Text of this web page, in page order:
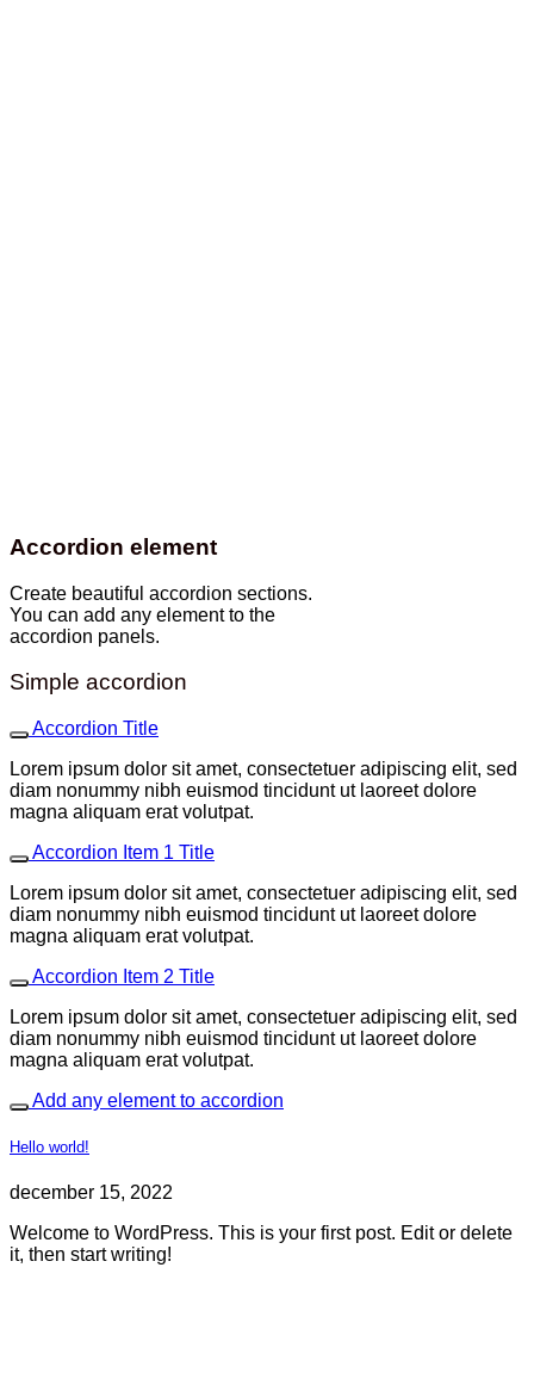
Accordion element
Create beautiful accordion sections.
You can add any element to the
accordion panels.
Simple accordion
Accordion Title
Lorem ipsum dolor sit amet, consectetuer adipiscing elit, sed
diam nonummy nibh euismod tincidunt ut laoreet dolore
magna aliquam erat volutpat.
Accordion Item 1 Title
Lorem ipsum dolor sit amet, consectetuer adipiscing elit, sed
diam nonummy nibh euismod tincidunt ut laoreet dolore
magna aliquam erat volutpat.
Accordion Item 2 Title
Lorem ipsum dolor sit amet, consectetuer adipiscing elit, sed
diam nonummy nibh euismod tincidunt ut laoreet dolore
magna aliquam erat volutpat.
Add any element to accordion
Hello world!
december 15, 2022
Welcome to WordPress. This is your first post. Edit or delete
it, then start writing!